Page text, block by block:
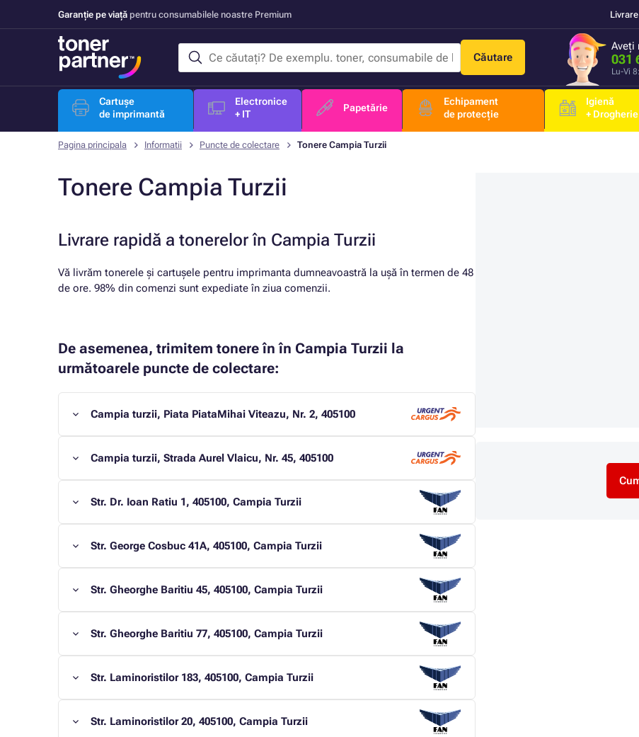
Garanție pe viață pentru consumabilele noastre Premium Livrare
Căutare
Aveți
031
Lu-Vi
Cartușe
de imprimantă
Electronice
+ IT
Papetărie
Echipament
de protecție
Igienă
+ Drogherie
Pagina principala Informatii Puncte de colectare Tonere Campia Turzii
Tonere Campia Turzii
Livrare rapidă a tonerelor în Campia Turzii
Vă livrăm tonerele și cartușele pentru imprimanta dumneavoastră la ușă în termen de 48
de ore. 98% din comenzi sunt expediate în ziua comenzii.
De asemenea, trimitem tonere în în Campia Turzii la
următoarele puncte de colectare:
Campia turzii, Piata PiataMihai Viteazu, Nr. 2, 405100
Campia turzii, Strada Aurel Vlaicu, Nr. 45, 405100
Str. Dr. Ioan Ratiu 1, 405100, Campia Turzii
Str. George Cosbuc 41A, 405100, Campia Turzii
Str. Gheorghe Baritiu 45, 405100, Campia Turzii
Str. Gheorghe Baritiu 77, 405100, Campia Turzii
Str. Laminoristilor 183, 405100, Campia Turzii
Str. Laminoristilor 20, 405100, Campia Turzii